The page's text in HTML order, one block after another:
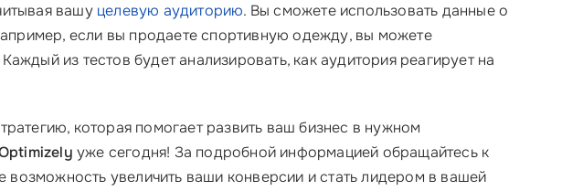
вашу целевую аудиторию. Вы сможете использовать данные о
если вы продаете спортивную одежду, вы можете
из тестов будет анализировать, как аудитория реагирует на
которая помогает развить ваш бизнес в нужном
уже сегодня! За подробной информацией обращайтесь к
увеличить ваши конверсии и стать лидером в вашей